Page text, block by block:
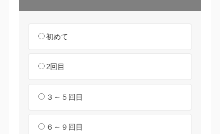
初めて
2回目
３～５回目
６～９回目